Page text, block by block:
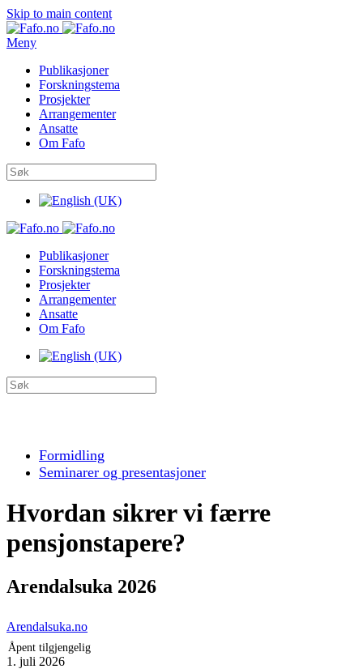
Skip to main content
Meny
Publikasjoner
Forskningstema
Prosjekter
Arrangementer
Ansatte
Om Fafo
Publikasjoner
Forskningstema
Prosjekter
Arrangementer
Ansatte
Om Fafo
Formidling
Seminarer og presentasjoner
Hvordan sikrer vi færre
pensjonstapere?
Arendalsuka 2026
Arendalsuka.no
Åpent tilgjengelig
1. juli 2026